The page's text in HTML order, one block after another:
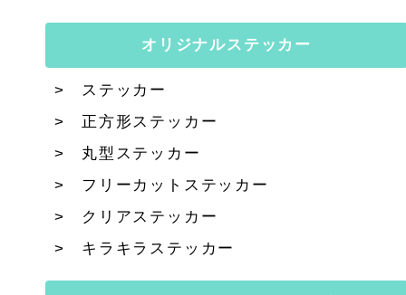
オリジナルステッカー
ステッカー
正方形ステッカー
丸型ステッカー
フリーカットステッカー
クリアステッカー
キラキラステッカー